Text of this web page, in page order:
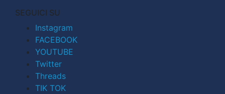
SEGUICI SU
Instagram
FACEBOOK
YOUTUBE
Twitter
Threads
TIK TOK